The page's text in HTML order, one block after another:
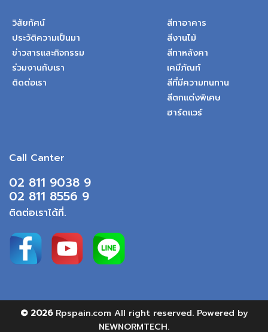
วิสัยทัศน์
ประวัติความเป็นมา
ข่าวสารและกิจกรรม
ร่วมงานกับเรา
ติดต่อเรา
สีทาอาคาร
สีงานไม้
สีทาหลังคา
เคมีภัณท์
สีที่มีความทนทาน
สีตกแต่งพิเศษ
ฮาร์ดแวร์
Call Canter
02 811 9038 9
02 811 8556 9
ติดต่อเราได้ที่.
© 2026 Rpspain.com All right reserved. Powered by
NEWNORMTECH.